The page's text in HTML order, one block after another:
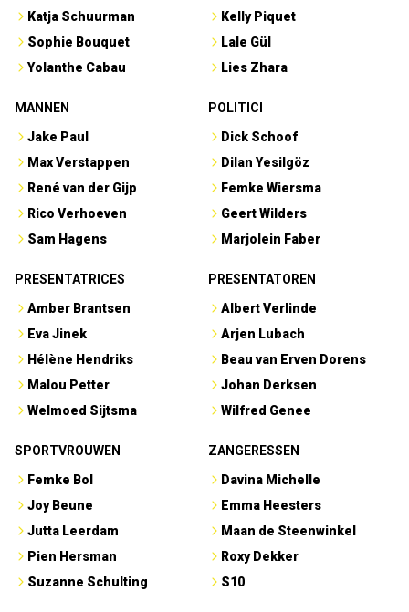
Katja Schuurman
Sophie Bouquet
Yolanthe Cabau
Kelly Piquet
Lale Gül
Lies Zhara
MANNEN
Jake Paul
Max Verstappen
René van der Gijp
Rico Verhoeven
Sam Hagens
POLITICI
Dick Schoof
Dilan Yesilgöz
Femke Wiersma
Geert Wilders
Marjolein Faber
PRESENTATRICES
Amber Brantsen
Eva Jinek
Hélène Hendriks
Malou Petter
Welmoed Sijtsma
PRESENTATOREN
Albert Verlinde
Arjen Lubach
Beau van Erven Dorens
Johan Derksen
Wilfred Genee
SPORTVROUWEN
Femke Bol
Joy Beune
Jutta Leerdam
Pien Hersman
Suzanne Schulting
ZANGERESSEN
Davina Michelle
Emma Heesters
Maan de Steenwinkel
Roxy Dekker
S10